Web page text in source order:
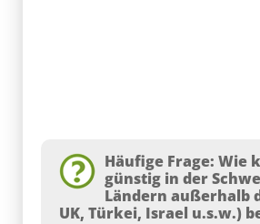
Häufige Frage: Wie
günstig in der
Ländern außerhalb
UK, Türkei, Israel u.s.w.)